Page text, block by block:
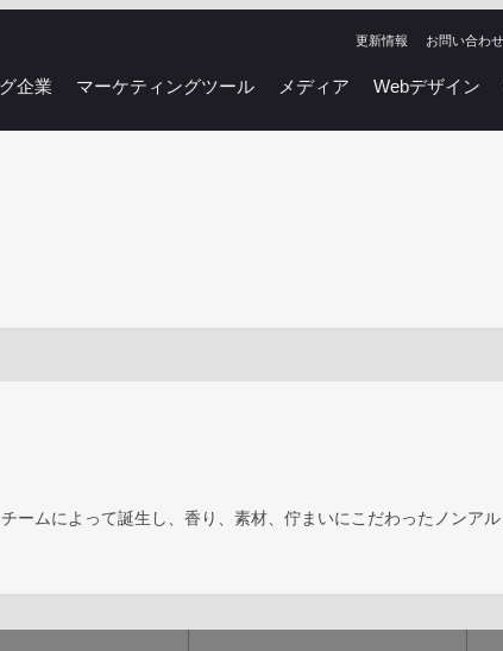
お問い合わせ
更新情報
Webデザイン
メディア
マーケティングツール
企業
ームによって誕生し、香り、素材、佇まいにこだわったノンア